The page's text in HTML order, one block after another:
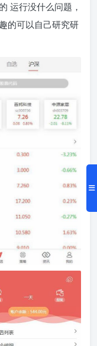
运行没什么问题，
的可以自己研究研